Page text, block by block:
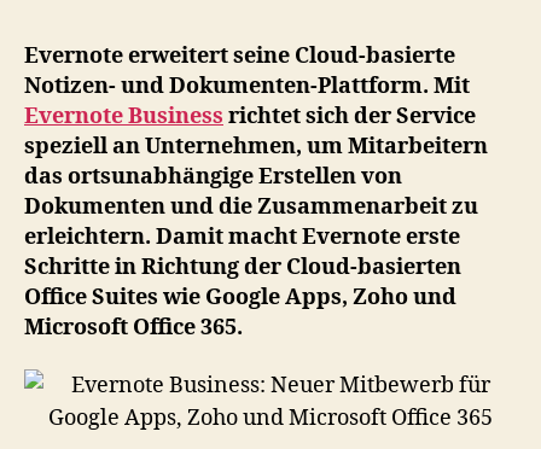
Google
Apps,
Zoho
und
Microsoft
Office
Evernote erweitert seine Cloud-basierte
Notizen- und Dokumenten-Plattform. Mit
Evernote Business richtet sich der Service
speziell an Unternehmen, um Mitarbeitern
das ortsunabhängige Erstellen von
Dokumenten und die Zusammenarbeit zu
erleichtern. Damit macht Evernote erste
Schritte in Richtung der Cloud-basierten
Office Suites wie Google Apps, Zoho und
Microsoft Office 365.